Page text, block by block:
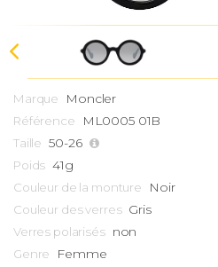
Marque Moncler
Référence ML0005 01B
Taille 50-26
Poids 41g
Couleur de la monture Noir
Couleur des verres Gris
Verres polarisés non
Genre Femme